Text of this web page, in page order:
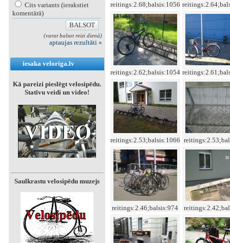
Cits variants (ierakstiet
komentārā)
(varat balsot reizi dienā)
aptaujas rezultāti »
iesaka veloriga.lv
Kā pareizi pieslēgt velosipēdu.
Statīvu veidi un video!
Saulkrastu velosipēdu muzejs
reitings:2.68;balsis:1056
reitings:2.62;balsis:1054
reitings:2.53;balsis:1066
reitings:2.46;balsis:974